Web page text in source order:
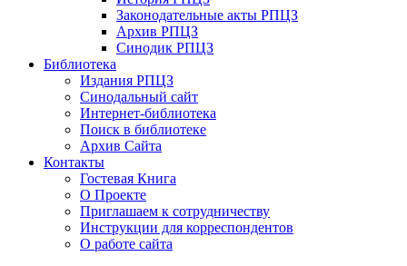
Законодательные акты РПЦЗ
Архив РПЦЗ
Синодик РПЦЗ
Библиотека
Издания РПЦЗ
Синодальный сайт
Интернет-библиотека
Поиск в библиотеке
Архив Сайта
Контакты
Гостевая Книга
О Проекте
Приглашаем к сотрудничеству
Инструкции для корреспондентов
О работе сайта